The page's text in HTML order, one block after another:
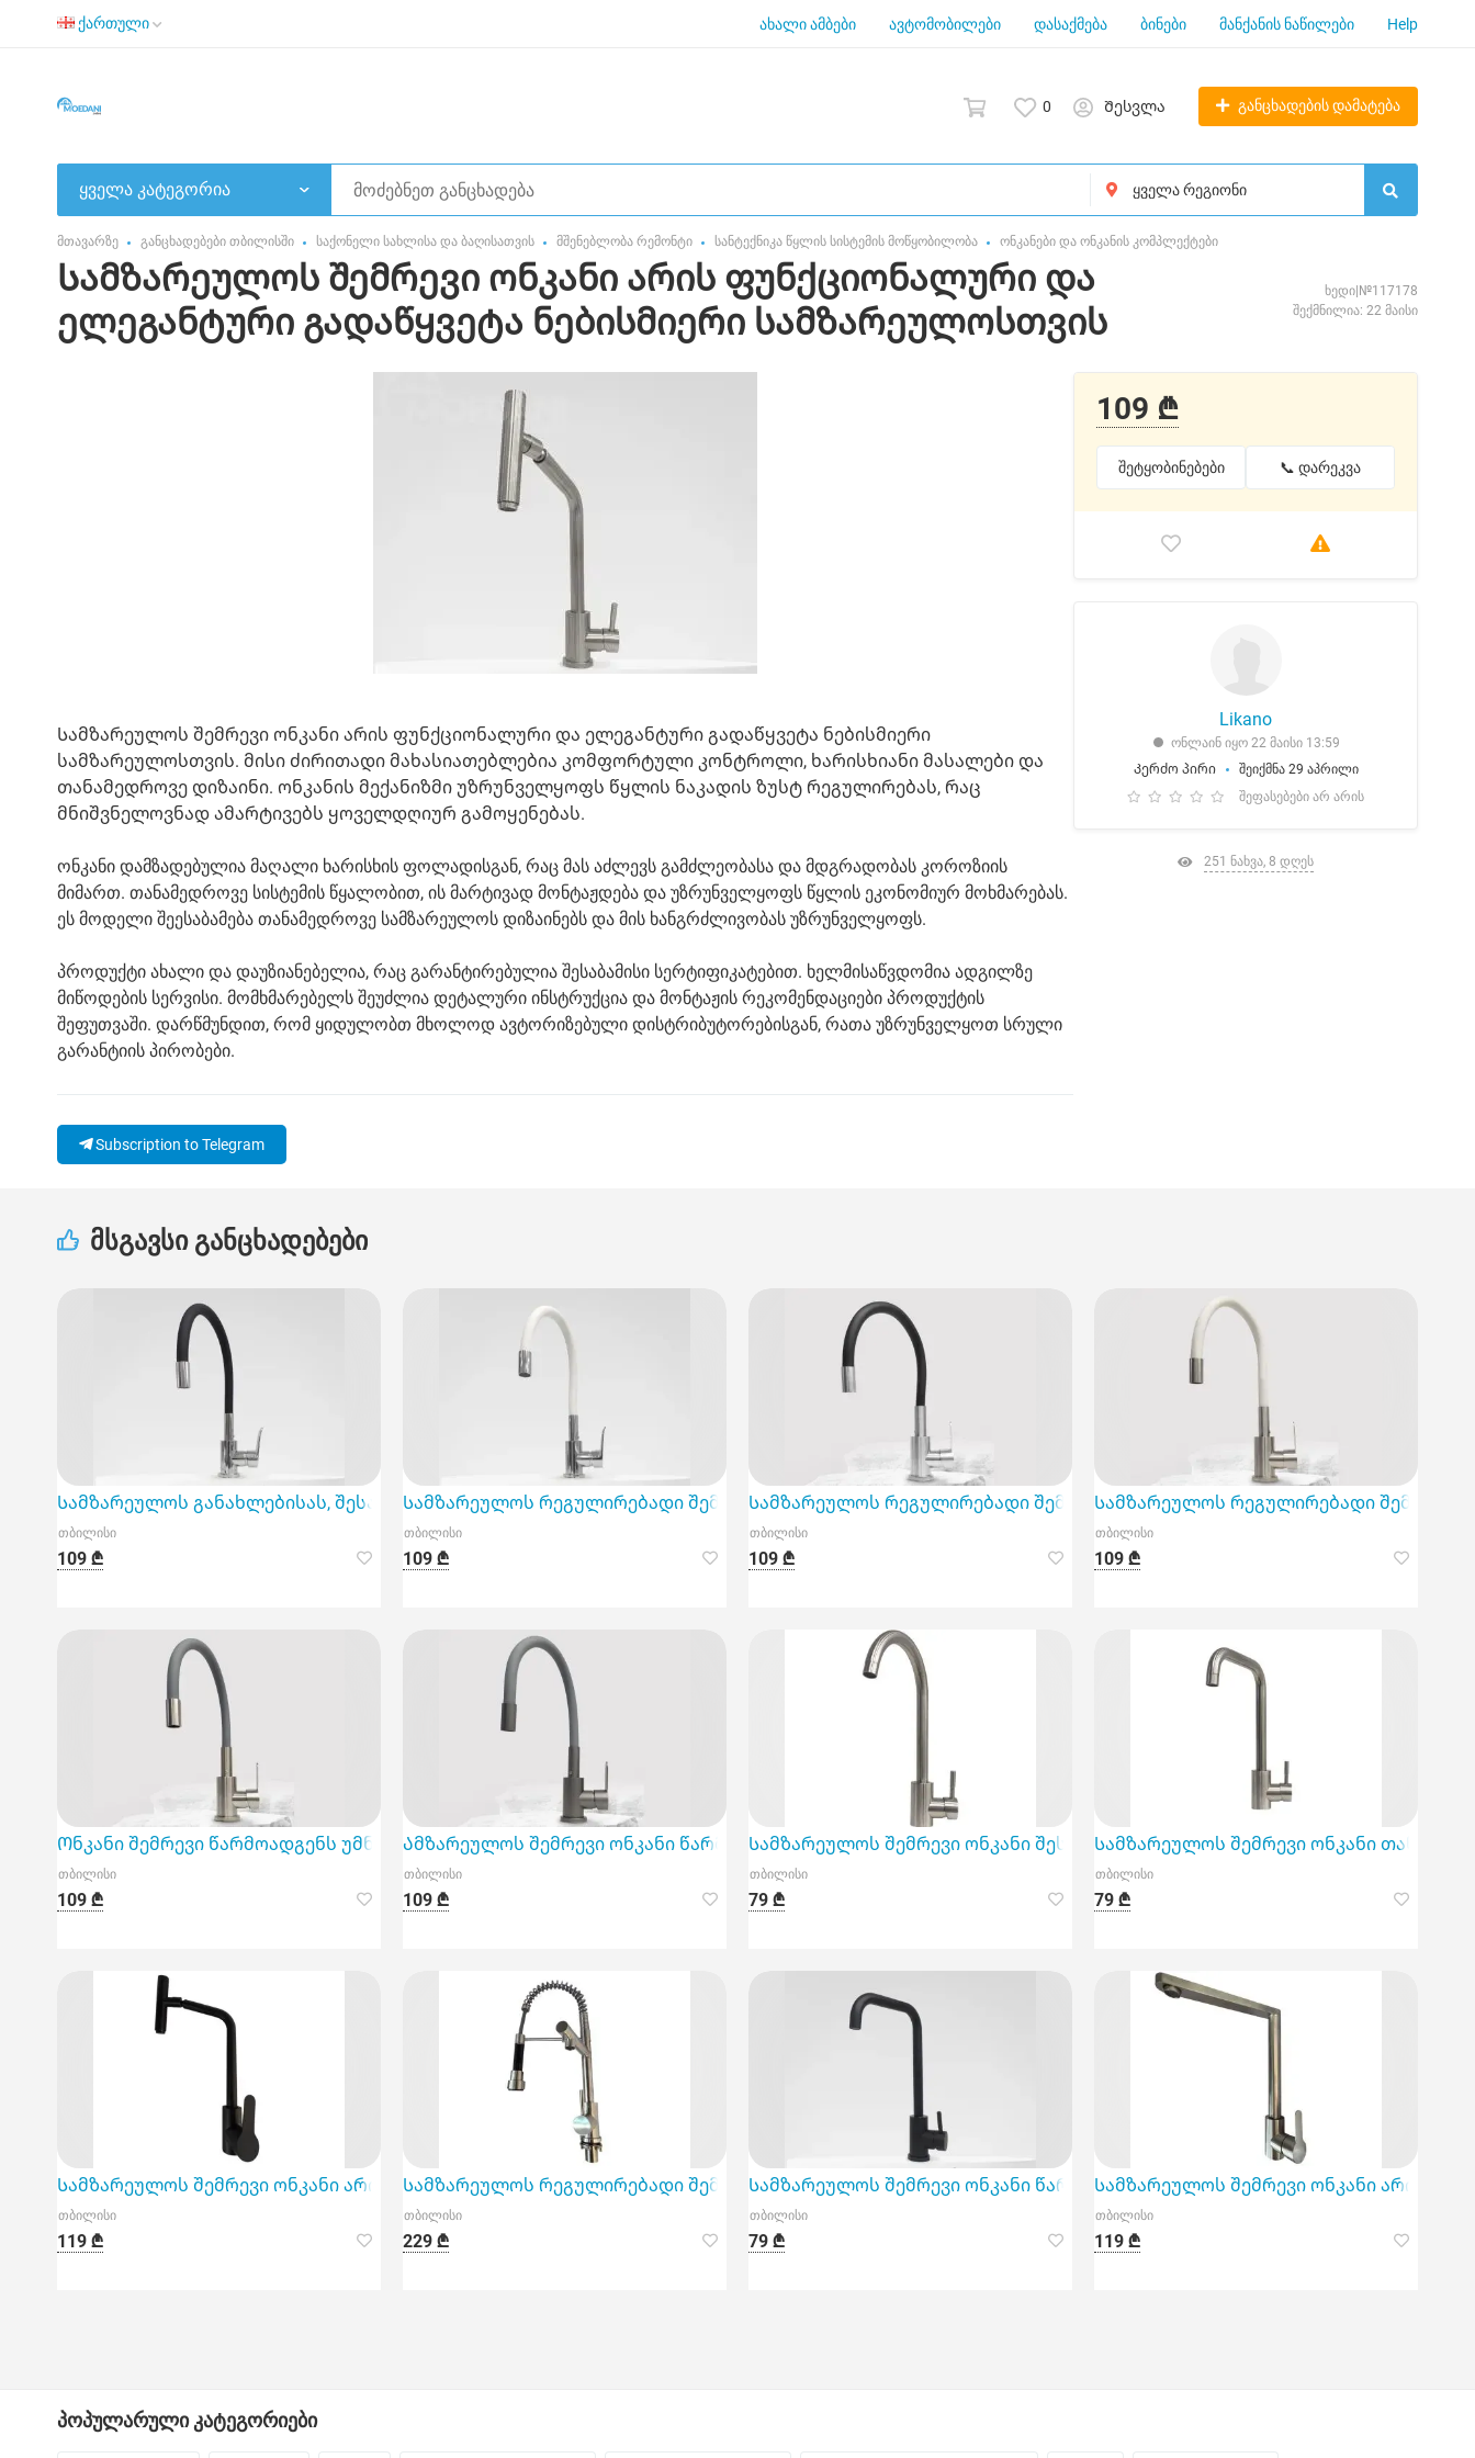
ქართული ახალი ამბები ავტომობილები დასაქმება ბინები მანქანის ნაწილები Help
0 Შესვლა განცხადების დამატება
ყველა კატეგორია
მთავარზე განცხადებები თბილისში საქონელი სახლისა და ბაღისათვის მშენებლობა რემონტი სანტექნიკა წყლის სისტემის მოწყობილობა ონკანები და ონკანის კომპლექტები
Სამზარეულოს შემრევი ონკანი არის ფუნქციონალური და
ელეგანტური გადაწყვეტა ნებისმიერი სამზარეულოსთვის
ხედი|№117178
შექმნილია: 22 მაისი
Სამზარეულოს შემრევი ონკანი არის ფუნქციონალური და ელეგანტური გადაწყვეტა ნებისმიერი
სამზარეულოსთვის. მისი ძირითადი მახასიათებლებია კომფორტული კონტროლი, ხარისხიანი მასალები და
თანამედროვე დიზაინი. ონკანის მექანიზმი უზრუნველყოფს წყლის ნაკადის ზუსტ რეგულირებას, რაც
მნიშვნელოვნად ამარტივებს ყოველდღიურ გამოყენებას.
ონკანი დამზადებულია მაღალი ხარისხის ფოლადისგან, რაც მას აძლევს გამძლეობასა და მდგრადობას კოროზიის
მიმართ. თანამედროვე სისტემის წყალობით, ის მარტივად მონტაჟდება და უზრუნველყოფს წყლის ეკონომიურ მოხმარებას.
ეს მოდელი შეესაბამება თანამედროვე სამზარეულოს დიზაინებს და მის ხანგრძლივობას უზრუნველყოფს.
პროდუქტი ახალი და დაუზიანებელია, რაც გარანტირებულია შესაბამისი სერტიფიკატებით. ხელმისაწვდომია ადგილზე
მიწოდების სერვისი. მომხმარებელს შეუძლია დეტალური ინსტრუქცია და მონტაჟის რეკომენდაციები პროდუქტის
შეფუთვაში. დარწმუნდით, რომ ყიდულობთ მხოლოდ ავტორიზებული დისტრიბუტორებისგან, რათა უზრუნველყოთ სრული
გარანტიის პირობები.
Subscription to Telegram
109 ₾
შეტყობინებები 📞 დარეკვა
Likano
ონლაინ იყო 22 მაისი 13:59
Კერძო პირი
შეიქმნა 29 აპრილი
შეფასებები არ არის
251 ნახვა, 8 დღეს
მსგავსი განცხადებები
Სამზარეულოს განახლებისას, შესაფერისი ონკანის არჩევა მნიშვნელოვანია
თბილისი
109 ₾
Სამზარეულოს რეგულირებადი შემრევი ონკანი წარმოადგენს შესანიშნავ არჩევანს ნებისმიერი სახლისთვის.
თბილისი
109 ₾
Სამზარეულოს რეგულირებადი შემრევი ონკანი გამოირჩევა მაღალი ხარისხის
თბილისი
109 ₾
Სამზარეულოს რეგულირებადი შემრევი
თბილისი
109 ₾
Ონკანი შემრევი წარმოადგენს უმნიშვნელოვანეს ნაწილს თქვენი სახლის ან ბაღის სანტექნიკური სისტემისთვის.
თბილისი
109 ₾
Ამზარეულოს შემრევი ონკანი წარმოდგენილია რეგულირებადი ფუნქციით
თბილისი
109 ₾
Სამზარეულოს შემრევი ონკანი შესანიშნავი არჩევანია თანამედროვე
თბილისი
79 ₾
Სამზარეულოს შემრევი ონკანი
თბილისი
79 ₾
Სამზარეულოს შემრევი ონკანი არის ფუნქციური და თანამედროვე მოწყობილობა, რომელიც ხაზგასმით გამოირჩევა თ
თბილისი
119 ₾
Სამზარეულოს რეგულირებადი შემრევი ონკანი არის თანამედროვე და ეფექტური მოწყობილობა თქვენი
თბილისი
229 ₾
Სამზარეულოს შემრევი ონკანი წარმოადგენს შესანიშნავ არჩევანს თქვენი
თბილისი
79 ₾
Სამზარეულოს შემრევი ონკანი არის
თბილისი
119 ₾
პოპულარული კატეგორიები